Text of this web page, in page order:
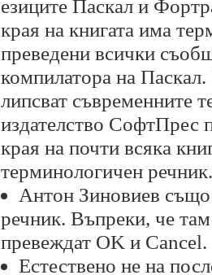
езиците Паскал и
края на книгата има
преведени всички
компилатора на Паскал.
липсват съвременните
издателство СофтПрес
края на почти всяка
терминологичен речник.
Антон Зиновиев
речник. Въпреки, че там
превеждат OK и Cancel.
Естествено не на